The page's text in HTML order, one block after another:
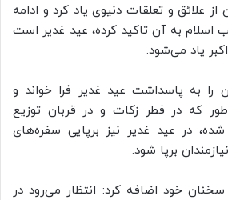
علائق و تعلقات دنیوی یاد کرد و ادامه
به آن تاکید کرده، عید غدیر است
یاد می‌شود.
را به پاسداشت عید غدیر فرا خواند و
که در فطر زکات و در قربان توزیع
در عید غدیر نیز برپایی سفره‌های
برپا شود.
خود اضافه کرد: انتظار می‌رود در